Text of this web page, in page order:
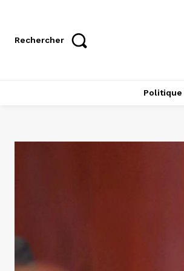
Rechercher
Politique